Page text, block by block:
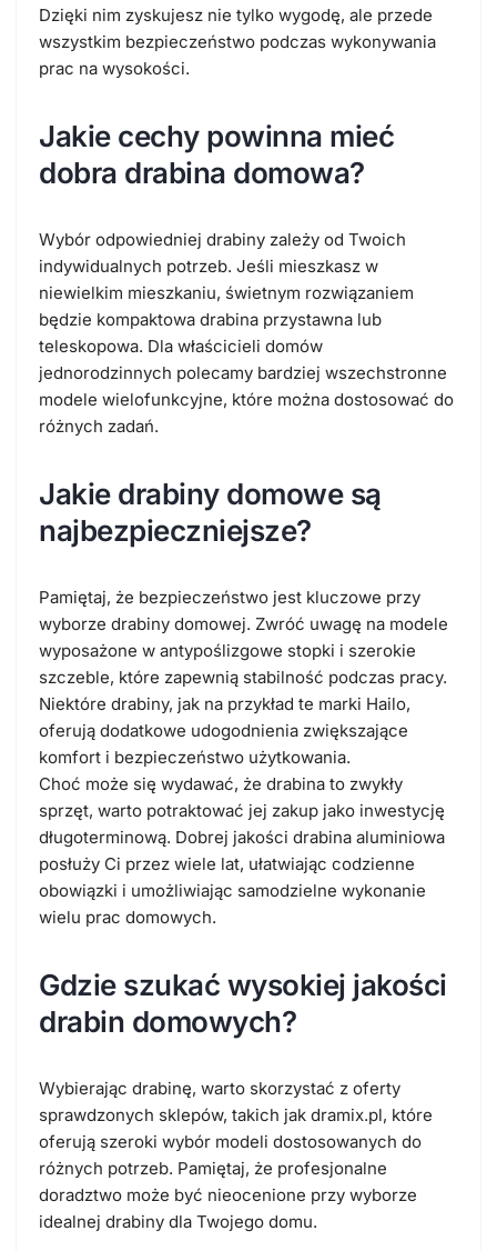
Dzięki nim zyskujesz nie tylko wygodę, ale przede
wszystkim bezpieczeństwo podczas wykonywania
prac na wysokości.
Jakie cechy powinna mieć
dobra drabina domowa?
Wybór odpowiedniej drabiny zależy od Twoich
indywidualnych potrzeb. Jeśli mieszkasz w
niewielkim mieszkaniu, świetnym rozwiązaniem
będzie kompaktowa drabina przystawna lub
teleskopowa. Dla właścicieli domów
jednorodzinnych polecamy bardziej wszechstronne
modele wielofunkcyjne, które można dostosować do
różnych zadań.
Jakie drabiny domowe są
najbezpieczniejsze?
Pamiętaj, że bezpieczeństwo jest kluczowe przy
wyborze drabiny domowej. Zwróć uwagę na modele
wyposażone w antypoślizgowe stopki i szerokie
szczeble, które zapewnią stabilność podczas pracy.
Niektóre drabiny, jak na przykład te marki Hailo,
oferują dodatkowe udogodnienia zwiększające
komfort i bezpieczeństwo użytkowania.
Choć może się wydawać, że drabina to zwykły
sprzęt, warto potraktować jej zakup jako inwestycję
długoterminową. Dobrej jakości drabina aluminiowa
posłuży Ci przez wiele lat, ułatwiając codzienne
obowiązki i umożliwiając samodzielne wykonanie
wielu prac domowych.
Gdzie szukać wysokiej jakości
drabin domowych?
Wybierając drabinę, warto skorzystać z oferty
sprawdzonych sklepów, takich jak dramix.pl, które
oferują szeroki wybór modeli dostosowanych do
różnych potrzeb. Pamiętaj, że profesjonalne
doradztwo może być nieocenione przy wyborze
idealnej drabiny dla Twojego domu.